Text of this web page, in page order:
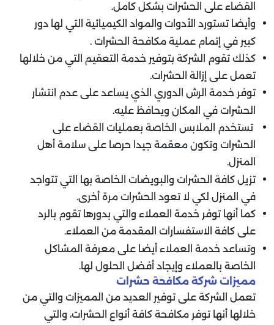
القضاء على الحشرات بشكل كامل.
وأيضا تستورد الأدوات والمواد الكيميائية التي لها دور
كبير في إتمام عملية مكافحة الحشرات .
كذلك تقوم الشركة بتوفير خدمة التعقيم التي من خلالها
تعمل على إزالة الحشرات.
توفر خدمة الرش الدوري الذي يساعد على عدم انتشار
الحشرات في المكان ويحافظ عليه.
تستخدم الملابس الخاصة بعمليات القضاء على
الحشرات وتكون معقمة جيدا حرصا على سلامة أهل
المنزل.
تزيل كافة الحشرات والبويضات الخاصة بها التي تتواجد
في المنزل لكي لا تعود الحشرات مرة أخرى.
كما أنها توفر خدمة العملاء والتي بدورها تقوم بالرد
على كافة الاستفسارات المقدمة من العملاء.
وتساعد خدمة العملاء أيضا على معرفة المشاكل
الخاصة بالعملاء وإيجاد أفضل الحلول لها.
مميزات شركة مكافحة حشرات
تعمل الشركة على توفير العديد من المميزات والتي من
خلالها أنها توفر مكافحة كافة أنواع الحشرات، والتي